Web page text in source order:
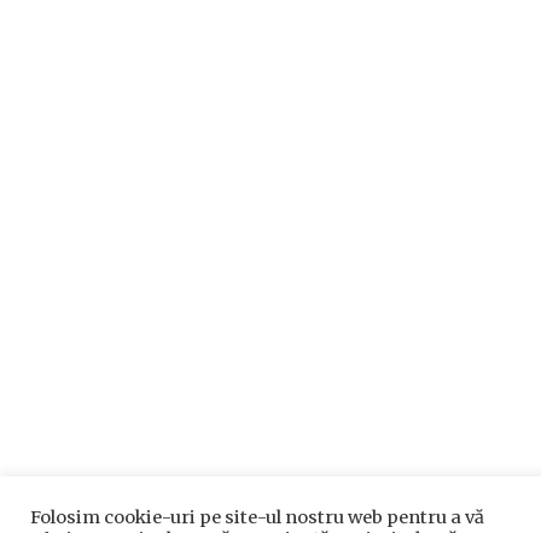
Folosim cookie-uri pe site-ul nostru web pentru a vă